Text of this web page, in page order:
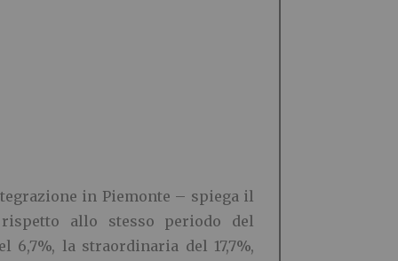
in Piemonte – spiega il
allo stesso periodo del
6,7%, la straordinaria del 17,7%,